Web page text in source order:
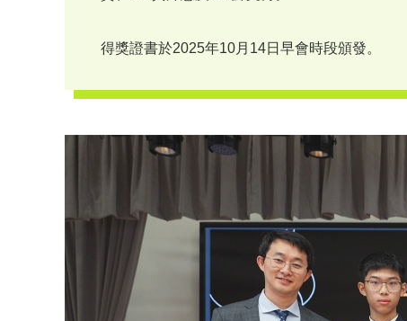
得獎證書於2025年10月14日早會時段頒發。